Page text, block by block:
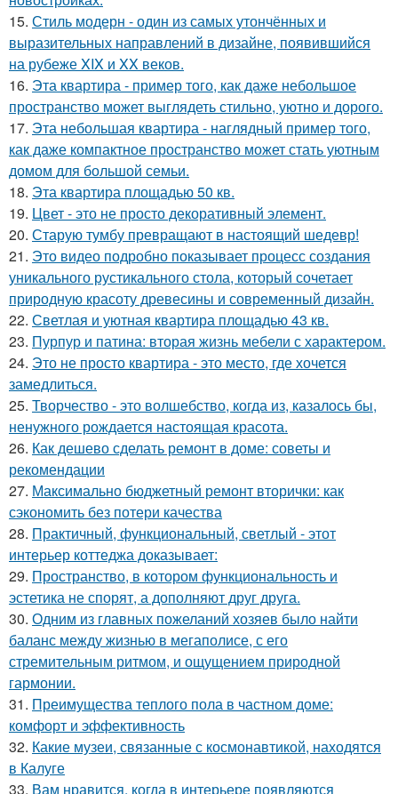
15. Стиль модерн - один из самых утончённых и
выразительных направлений в дизайне, появившийся
на рубеже XIX и XX веков.
16. Эта квартира - пример того, как даже небольшое
пространство может выглядеть стильно, уютно и дорого.
17. Эта небольшая квартира - наглядный пример того,
как даже компактное пространство может стать уютным
домом для большой семьи.
18. Эта квартира площадью 50 кв.
19. Цвет - это не просто декоративный элемент.
20. Старую тумбу превращают в настоящий шедевр!
21. Это видео подробно показывает процесс создания
уникального рустикального стола, который сочетает
природную красоту древесины и современный дизайн.
22. Светлая и уютная квартира площадью 43 кв.
23. Пурпур и патина: вторая жизнь мебели с характером.
24. Это не просто квартира - это место, где хочется
замедлиться.
25. Творчество - это волшебство, когда из, казалось бы,
ненужного рождается настоящая красота.
26. Как дешево сделать ремонт в доме: советы и
рекомендации
27. Максимально бюджетный ремонт вторички: как
сэкономить без потери качества
28. Практичный, функциональный, светлый - этот
интерьер коттеджа доказывает:
29. Пространство, в котором функциональность и
эстетика не спорят, а дополняют друг друга.
30. Одним из главных пожеланий хозяев было найти
баланс между жизнью в мегаполисе, с его
стремительным ритмом, и ощущением природной
гармонии.
31. Преимущества теплого пола в частном доме:
комфорт и эффективность
32. Какие музеи, связанные с космонавтикой, находятся
в Калуге
33. Вам нравится, когда в интерьере появляются